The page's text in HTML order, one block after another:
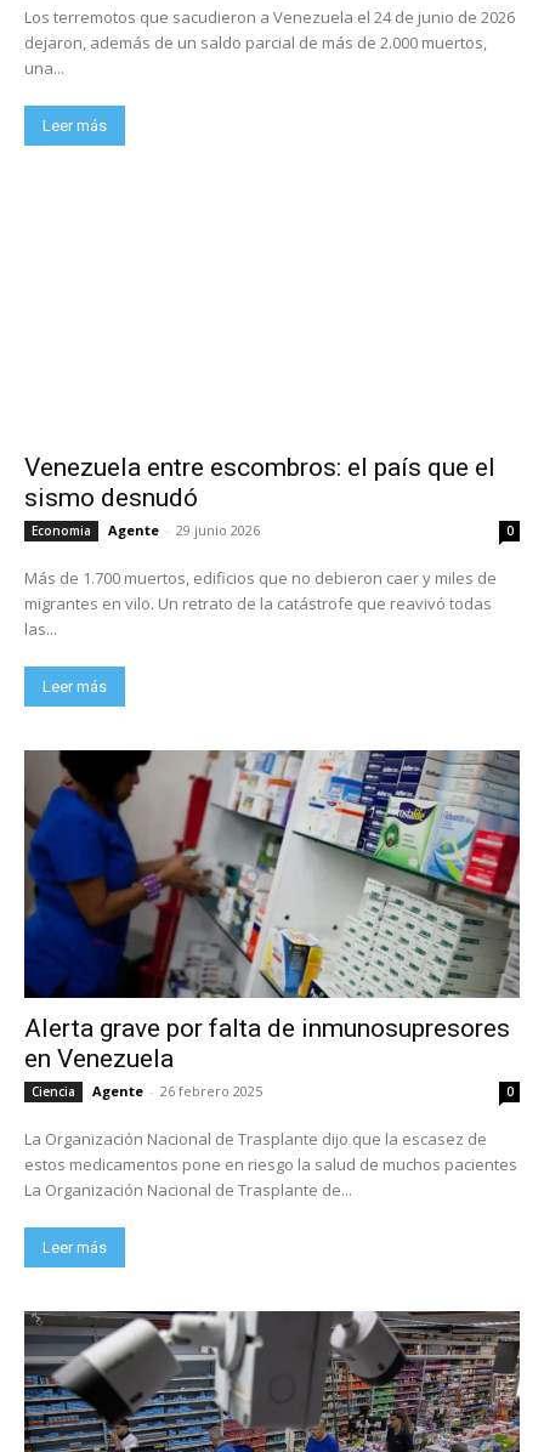
Los terremotos que sacudieron a Venezuela el 24 de junio de 2026
dejaron, además de un saldo parcial de más de 2.000 muertos,
una...
Leer más
Venezuela entre escombros: el país que el
sismo desnudó
Economia Agente - 29 junio 2026 0
Más de 1.700 muertos, edificios que no debieron caer y miles de
migrantes en vilo. Un retrato de la catástrofe que reavivó todas
las...
Leer más
Alerta grave por falta de inmunosupresores
en Venezuela
Ciencia Agente - 26 febrero 2025 0
La Organización Nacional de Trasplante dijo que la escasez de
estos medicamentos pone en riesgo la salud de muchos pacientes
La Organización Nacional de Trasplante de...
Leer más